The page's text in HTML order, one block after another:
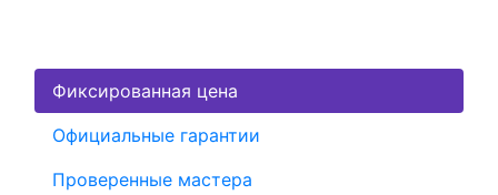
Фиксированная цена
Официальные гарантии
Проверенные мастера